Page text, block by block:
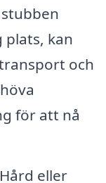
plats, kan
och
för att nå
Hård eller